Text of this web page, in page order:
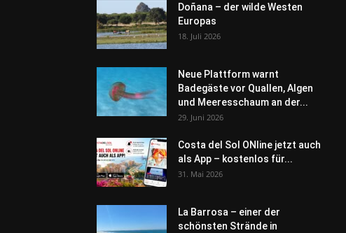
Doñana – der wilde Westen
Europas
18. Juli 2026
Neue Plattform warnt
Badegäste vor Quallen, Algen
und Meeresschaum an der...
29. Juni 2026
Costa del Sol ONline jetzt auch
als App – kostenlos für...
31. Mai 2026
La Barrosa – einer der
schönsten Strände in